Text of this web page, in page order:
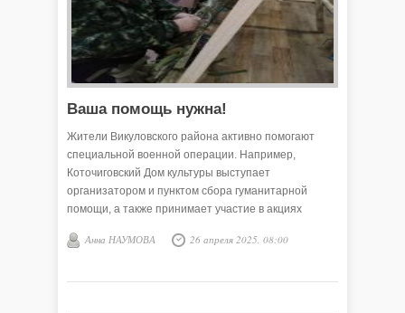
Ваша помощь нужна!
Жители Викуловского района активно помогают
специальной военной операции. Например,
Коточиговский Дом культуры выступает
организатором и пунктом сбора гуманитарной
помощи, а также принимает участие в акциях
подрастающего поколения.
Анна НАУМОВА 26 апреля 2025, 08:00